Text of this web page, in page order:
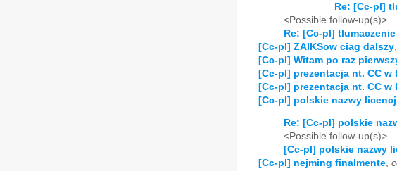
Re: [Cc-pl]
<Possible follow-up(s)>
Re: [Cc-pl] tlumaczenie
[Cc-pl] ZAIKSow ciag dalszy
[Cc-pl] Witam po raz
[Cc-pl] prezentacja nt. CC w
[Cc-pl] prezentacja nt. CC
[Cc-pl] polskie nazwy
Re: [Cc-pl] polskie
<Possible follow-up(s)>
[Cc-pl] polskie nazwy
[Cc-pl] nejming finalmente,